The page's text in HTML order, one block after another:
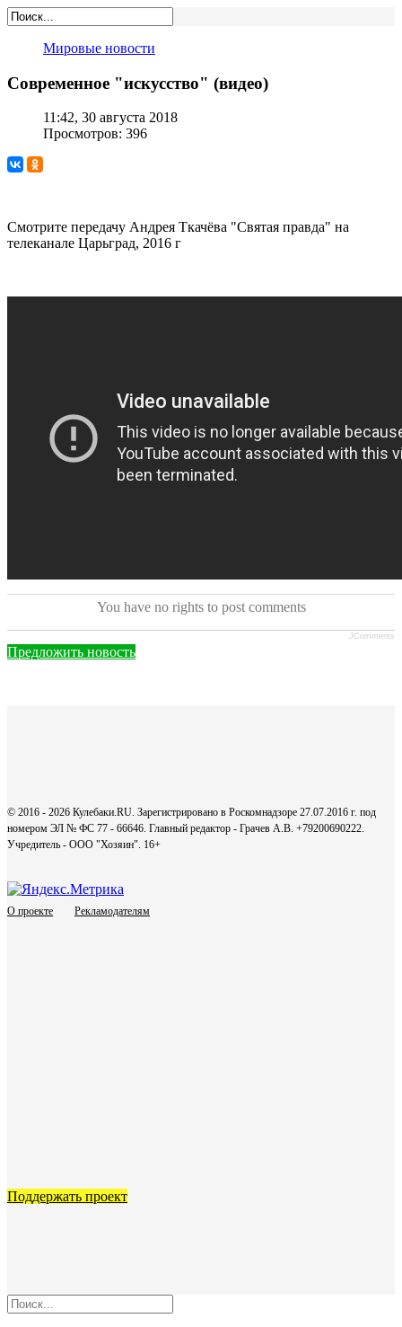
Мировые новости
Современное "искусство" (видео)
11:42, 30 августа 2018
Просмотров: 396
Смотрите передачу Андрея Ткачёва "Святая правда" на
телеканале Царьград, 2016 г
You have no rights to post comments
JComments
Предложить новость
© 2016 - 2026 Кулебаки.RU. Зарегистрировано в Роскомнадзоре 27.07.2016 г. под
номером ЭЛ № ФС 77 - 66646. Главный редактор - Грачев А.В. +79200690222.
Учредитель - ООО "Хозяин". 16+
О проекте Рекламодателям
Поддержать проект